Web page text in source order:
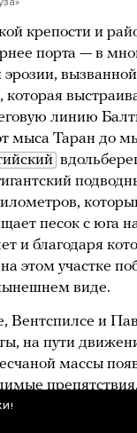
крепости и
порта — в
эрозии,
линию
мыса Таран до
песок с юга
и благодаря
этом участке
виде.
Вентспилсе и
на пути
массы
стоит из
уходят в море на